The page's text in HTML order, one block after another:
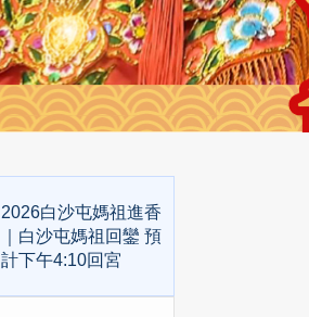
2026白沙屯媽祖進香
｜白沙屯媽祖回鑾 預
計下午4:10回宮